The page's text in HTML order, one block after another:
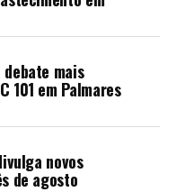
debate mais
101 em Palmares
novos
de agosto